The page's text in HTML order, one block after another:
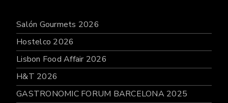
Salón Gourmets 2026
Hostelco 2026
Lisbon Food Affair 2026
H&T 2026
GASTRONOMIC FORUM BARCELONA 2025